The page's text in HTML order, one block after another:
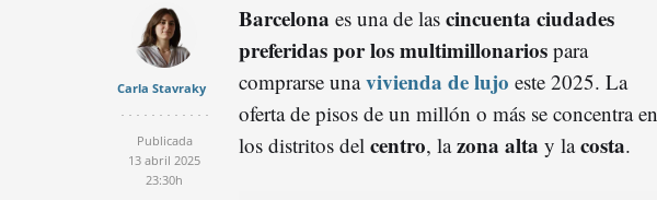
Carla Stavraky
Publicada
13 abril 2025
23:30h
Barcelona es una de las cincuenta ciudades
preferidas por los multimillonarios para
comprarse unavivienda de lujo este 2025. La
oferta de pisos de un millón o más se concentra en
los distritos del centro, lazona alta y lacosta.